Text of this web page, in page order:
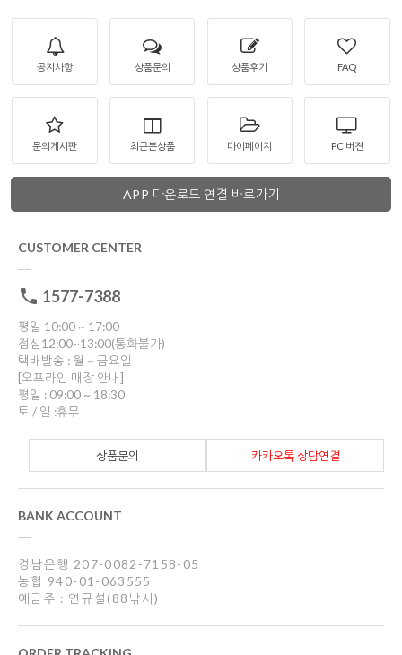
공지사항 상품문의 상품후기 FAQ
문의게시판 최근본상품 마이페이지 PC 버젼
APP 다운로드 연결 바로가기
CUSTOMER CENTER
1577-7388
평일 10:00 ~ 17:00
점심12:00~13:00(통화불가)
택배발송 : 월 ~ 금요일
[오프라인 매장 안내]
평일 : 09:00 ~ 18:30
토 / 일 :휴무
카카오톡 상담연결
상품문의
BANK ACCOUNT
경남은행 207-0082-7158-05
농협 940-01-063555
예금주 : 연규설(88낚시)